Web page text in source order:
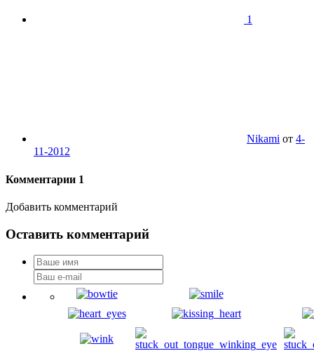
1
Nikami от 4-
11-2012
Комментарии 1
Добавить комментарий
Оставить комментарий